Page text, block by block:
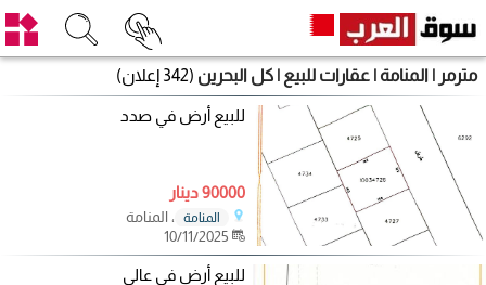
مترمر | المنامة | عقارات للبيع | كل البحرين (342 إعلان)
للبيع أرض في صدد
90000 دينار
المنامة
، المنامة
للبيع أرض في عالي